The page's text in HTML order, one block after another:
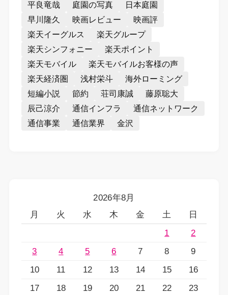
平良竜哉
庭園の写真
日本庭園
早川隆久
映画レビュー
映画評
楽天イーグルス
楽天グループ
楽天シンフォニー
楽天ポイント
楽天モバイル
楽天モバイルお客様の声
楽天経済圏
浅村栄斗
海外ローミング
短編小説
節約 荘司康誠
藤原聡大
辰己涼介
通信インフラ
通信ネットワーク
通信事業
通信業界 金沢
2026年8月
月
火 水 木 金 土
日
1
2
3
4 5 6 7 8
9
10
11 12 13 14 15
16
17
18 19 20 21 22
23